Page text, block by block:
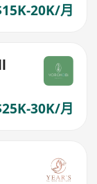
20K/月
30K/月